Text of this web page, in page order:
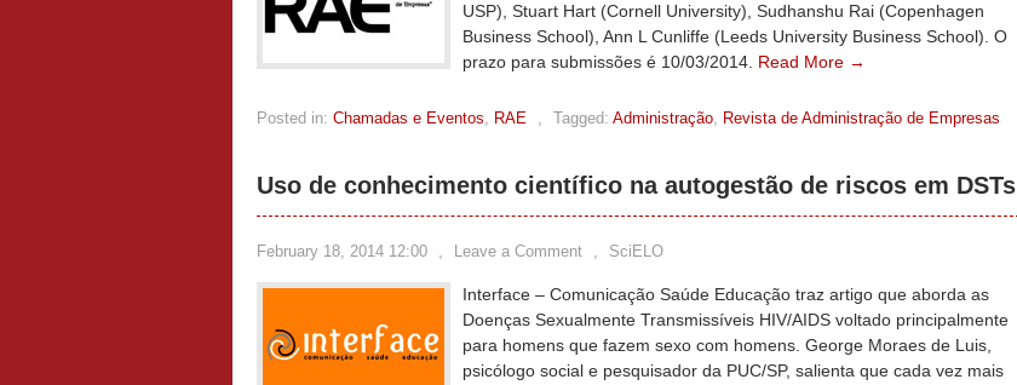
USP), Stuart Hart (Cornell University), Sudhanshu Rai (Copenhagen
Business School), Ann L Cunliffe (Leeds University Business School). O
prazo para submissões é 10/03/2014. Read More →
Posted in: Chamadas e Eventos, RAE , Tagged: Administração, Revista de Administração de Empresas
Uso de conhecimento científico na autogestão de riscos em DSTs
February 18, 2014 12:00 , Leave a Comment , SciELO
Interface – Comunicação Saúde Educação traz artigo que aborda as
Doenças Sexualmente Transmissíveis HIV/AIDS voltado principalmente
para homens que fazem sexo com homens. George Moraes de Luis,
psicólogo social e pesquisador da PUC/SP, salienta que cada vez mais